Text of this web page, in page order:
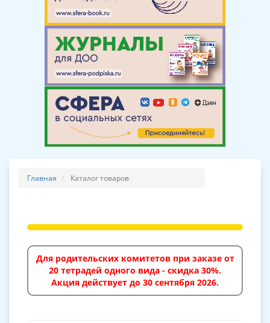
Главная Каталог товаров
Для родительских комитетов при заказе от
20 тетрадей одного вида - скидка 30%.
Акция действует до 30 сентября 2026.